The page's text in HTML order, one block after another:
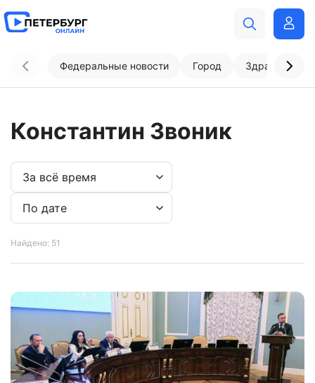
Федеральные новости Город
Константин Звоник
Найдено: 51